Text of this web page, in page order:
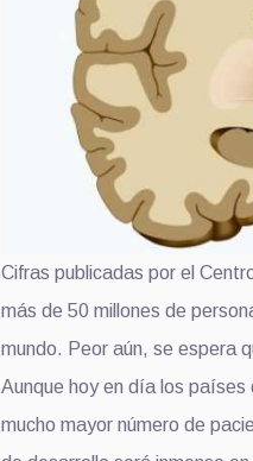
Cifras publicadas por el
más de 50 millones de
mundo. Peor aún, se espera
Aunque hoy en día los países
mucho mayor número de